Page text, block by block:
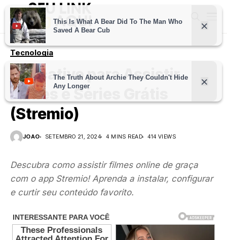
Tecnologia
Aplicativo para Assistir
Filmes e Séries Grátis
(Stremio)
JOAO SETEMBRO 21, 2024 4 MINS READ 414 VIEWS
Descubra como assistir filmes online de graça
com o app Stremio! Aprenda a instalar, configurar
e curtir seu conteúdo favorito.